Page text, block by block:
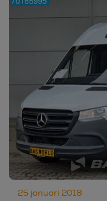
25 januari 2018